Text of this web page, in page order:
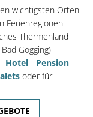
wichtigsten Orten
Ferienregionen
Thermenland
Gögging)
- Hotel - Pension -
oder für